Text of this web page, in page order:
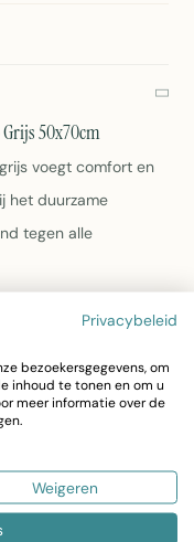
50x70cm
voegt comfort en
het duurzame
tegen alle
vullingdikte
tuinmeubelen
op 30°C
50x70cm
Privacybeleid
bezoekersgegevens, om
inhoud te tonen en om u
meer informatie over de
Weigeren